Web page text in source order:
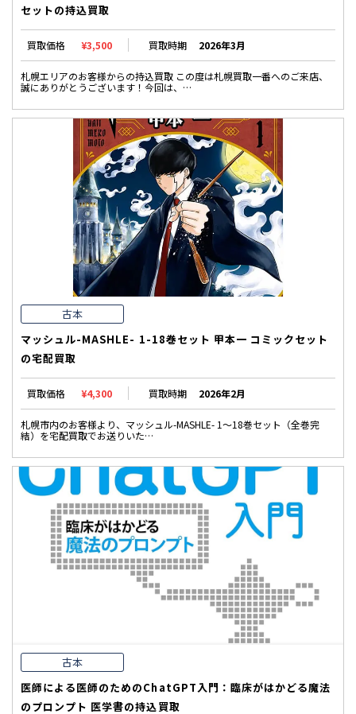
セットの持込買取
買取価格 ¥3,500 買取時期 2026年3月
札幌エリアのお客様からの持込買取 この度は札幌買取一番へのご来店、
誠にありがとうございます！今回は、…
古本
マッシュル-MASHLE- 1-18巻セット 甲本一 コミックセット
の宅配買取
買取価格 ¥4,300 買取時期 2026年2月
札幌市内のお客様より、マッシュル-MASHLE- 1〜18巻セット（全巻完
結）を宅配買取でお送りいた…
古本
医師による医師のためのChatGPT入門：臨床がはかどる魔法
のプロンプト 医学書の持込買取